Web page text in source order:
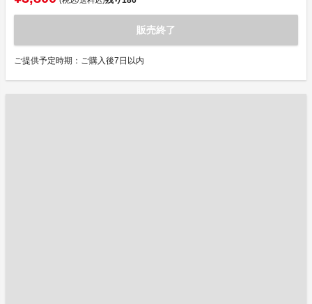
販売終了
ご提供予定時期：ご購入後7日以内